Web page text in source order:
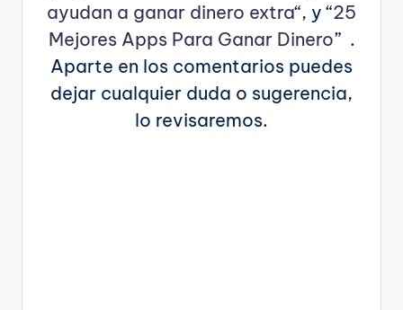
ayudan a ganar dinero extra“, y “25
Mejores Apps Para Ganar Dinero” .
Aparte en los comentarios puedes
dejar cualquier duda o sugerencia,
lo revisaremos.